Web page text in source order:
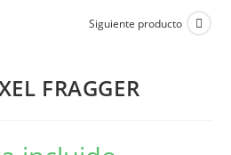
Siguiente producto
FRAGGER